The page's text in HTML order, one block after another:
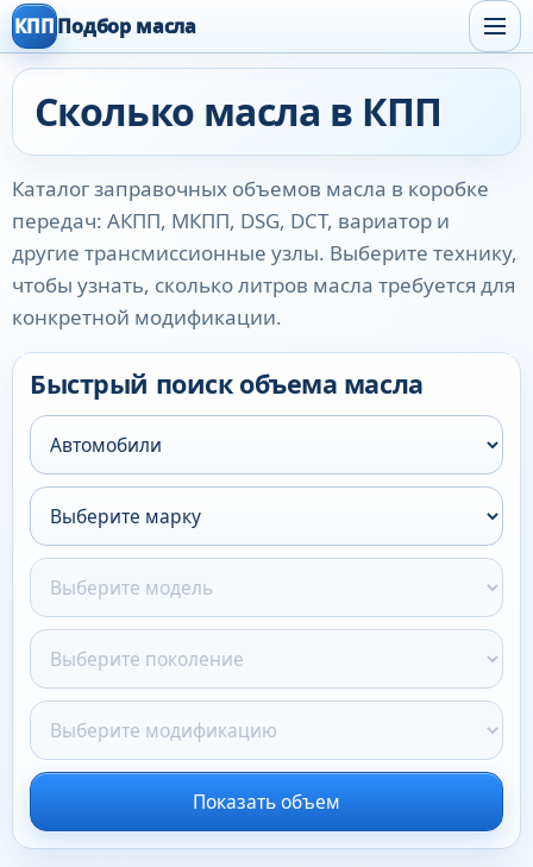
КПППодбор масла
Сколько масла в КПП
Каталог заправочных объемов масла в коробке
передач: АКПП, МКПП, DSG, DCT, вариатор и
другие трансмиссионные узлы. Выберите технику,
чтобы узнать, сколько литров масла требуется для
конкретной модификации.
Быстрый поиск объема масла
Показать объем